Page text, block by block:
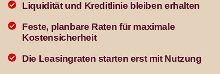
Liquidität und Kreditlinie bleiben erhalten
Feste, planbare Raten für maximale
Kostensicherheit
Die Leasingraten starten erst mit Nutzung